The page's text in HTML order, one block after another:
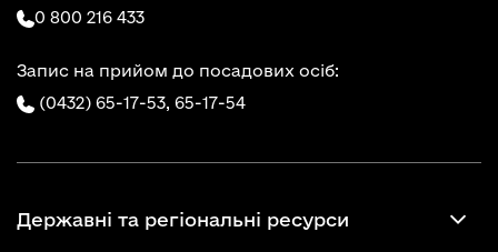
0 800 216 433
Запис на прийом до посадових осіб:
(0432) 65-17-53, 65-17-54
Державні та регіональні ресурси